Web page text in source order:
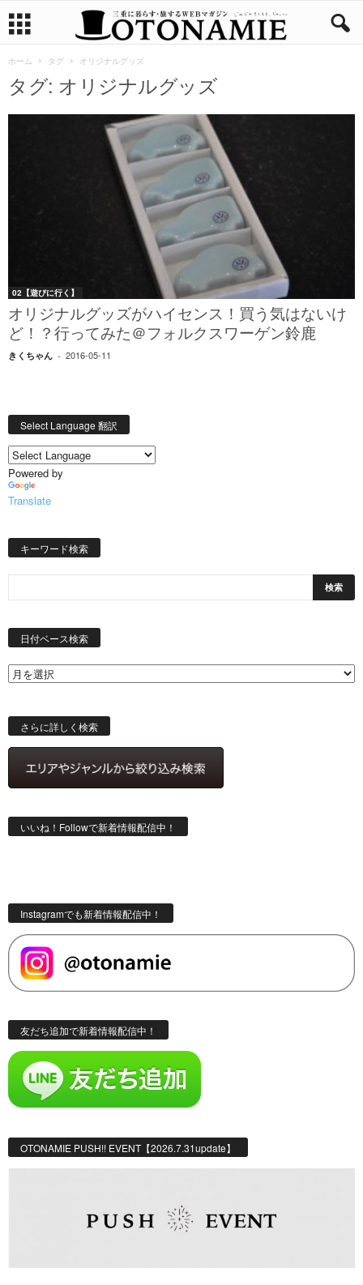
ホーム タグ オリジナルグッズ
タグ: オリジナルグッズ
02【遊びに行く】
オリジナルグッズがハイセンス！買う気はないけ
ど！？行ってみた＠フォルクスワーゲン鈴鹿
きくちゃん - 2016-05-11
Select Language 翻訳
Powered by
Translate
キーワード検索
日付ベース検索
さらに詳しく検索
いいね！Followで新着情報配信中！
Instagramでも新着情報配信中！
友だち追加で新着情報配信中！
OTONAMIE PUSH!! EVENT【2026.7.31update】